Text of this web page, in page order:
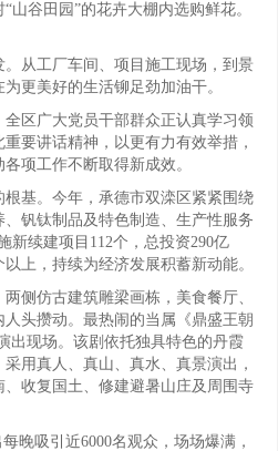
谷田园”的花卉大棚内选购鲜花。
从工厂车间、项目施工现场，到景
更美好的生活铆足劲加油干。
区广大党员干部群众正认真学习领
要讲话精神，以更有力有效举措，
项工作不断取得新成效。
基。今年，承德市双滦区紧紧围绕
钒钛制品及特色制造、生产性服务
新续建项目112个，总投资290亿
上，持续为经济发展积蓄新动能。
仿古建筑雕梁画栋，美食餐厅、
头攒动。最热闹的当属《鼎盛王朝
出现场。该剧依托独具特色的丹霞
用真人、真山、真水、真景演出，
收复国土、修建避暑山庄及周围寺
吸引近6000名观众，场场爆满，